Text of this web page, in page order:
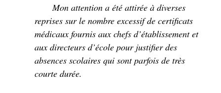
Mon attention a été attirée à diverses
reprises sur le nombre excessif de certificats
médicaux fournis aux chefs d’établissement et
aux directeurs d’école pour justifier des
absences scolaires qui sont parfois de très
courte durée.